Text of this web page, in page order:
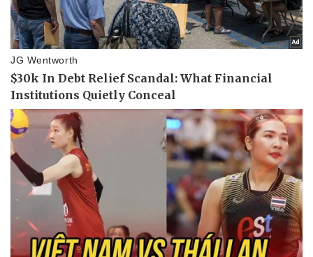
Doanh nghiệp
Thông tin doanh nghiệp
Doanh nghiệp 24h
Doanh nhân
Vì cộng đồng
Công nghệ
Sành điệu
Trải nghiệm
Chuyển đổi số